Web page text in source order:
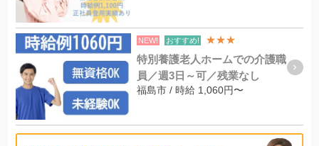
NEW! おすすめ! ★★★
特別養護老人ホームでの介護職
員／週3日～可／残業なし
福島市 / 時給 1,060円〜